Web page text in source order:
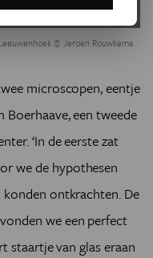
© Jeroen Rouwkema
microscopen, eentje
een tweede
‘In de eerste zat
we de hypothesen
ontkrachten. De
we een perfect
staartje van glas eraan